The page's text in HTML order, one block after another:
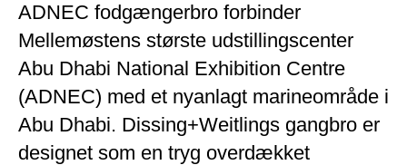
ADNEC fodgængerbro forbinder
Mellemøstens største udstillingscenter
Abu Dhabi National Exhibition Centre
(ADNEC) med et nyanlagt marineområde i
Abu Dhabi. Dissing+Weitlings gangbro er
designet som en tryg overdækket